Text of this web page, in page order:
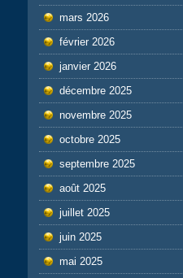
mars 2026
février 2026
janvier 2026
décembre 2025
novembre 2025
octobre 2025
septembre 2025
août 2025
juillet 2025
juin 2025
mai 2025